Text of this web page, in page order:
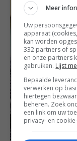
Meer
Uw
apparaat
kan worden
332 partners of
en onze partners
gebruiken. Lijst
Bepaalde
verwerken op
hiertegen
beheren. Zoek
een link om uw
privacy- en